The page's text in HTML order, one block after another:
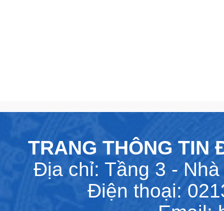
TRANG THÔNG TIN
Địa chỉ: Tầng 3 -
Điện thoại: